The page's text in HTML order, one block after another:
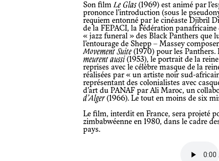
Son filmLe Glas(1969) est animé par
prononce l’introduction (sous le
requiem entonné par le cinéaste Djibril
de la FEPACI, la Fédération panafricaine
« jazz funeral » des Black Panthers que
l’entourage de Shepp – Massey
Movement Suite (1970) pour les
meurent aussi (1953), le portrait de la
reprises avec le célèbre masque de la
réalisées par « un artiste noir sud-
représentant des colonialistes avec
d’art du PANAF par Ali Maroc, un
d’Alger(1966). Le tout en moins de six
Le film, interdit en France, sera projeté pour la première fois à la télévision
zimbabwéenne en 1980, dans le cadre
pays.